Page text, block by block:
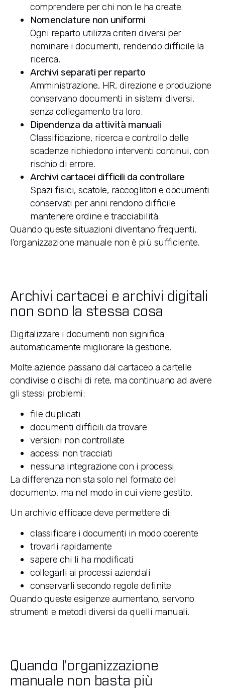
comprendere per chi non le ha create.
Nomenclature non uniformi
Ogni reparto utilizza criteri diversi per
nominare i documenti, rendendo difficile la
ricerca.
Archivi separati per reparto
Amministrazione, HR, direzione e produzione
conservano documenti in sistemi diversi,
senza collegamento tra loro.
Dipendenza da attività manuali
Classificazione, ricerca e controllo delle
scadenze richiedono interventi continui, con
rischio di errore.
Archivi cartacei difficili da controllare
Spazi fisici, scatole, raccoglitori e documenti
conservati per anni rendono difficile
mantenere ordine e tracciabilità.
Quando queste situazioni diventano frequenti,
l’organizzazione manuale non è più sufficiente.
Archivi cartacei e archivi digitali
non sono la stessa cosa
Digitalizzare i documenti non significa
automaticamente migliorare la gestione.
Molte aziende passano dal cartaceo a cartelle
condivise o dischi di rete, ma continuano ad avere
gli stessi problemi:
file duplicati
documenti difficili da trovare
versioni non controllate
accessi non tracciati
nessuna integrazione con i processi
La differenza non sta solo nel formato del
documento, ma nel modo in cui viene gestito.
Un archivio efficace deve permettere di:
classificare i documenti in modo coerente
trovarli rapidamente
sapere chi li ha modificati
collegarli ai processi aziendali
conservarli secondo regole definite
Quando queste esigenze aumentano, servono
strumenti e metodi diversi da quelli manuali.
Quando l’organizzazione
manuale non basta più